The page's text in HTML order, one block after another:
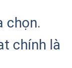
chọn.
chính là